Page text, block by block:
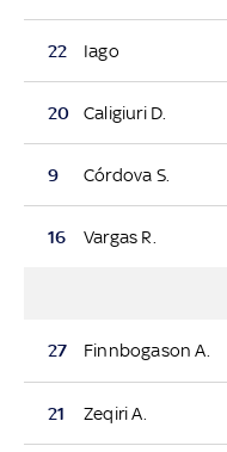
22 Iago
20 Caligiuri D.
9 Córdova S.
16 Vargas R.
27 Finnbogason A.
21 Zeqiri A.